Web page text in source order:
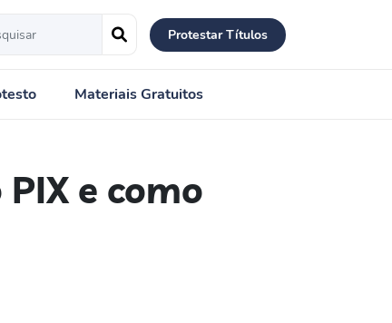
Protestar Títulos
Materiais Gratuitos
e como